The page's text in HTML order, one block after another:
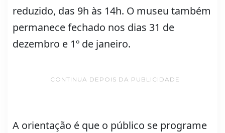
reduzido, das 9h às 14h. O museu também
permanece fechado nos dias 31 de
dezembro e 1º de janeiro.
CONTINUA DEPOIS DA PUBLICIDADE
A orientação é que o público se programe